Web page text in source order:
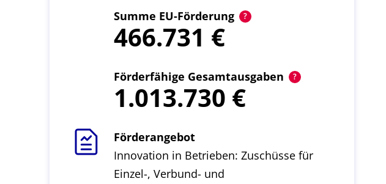
Summe EU-Förderung
466.731
Förderfähige Gesamtausgaben
1.013.730
Förderangebot
Innovation in Betrieben: Zuschüsse für
Einzel-, Verbund- und